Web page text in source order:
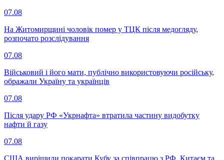
07.08
На Житомирщині чоловік помер у ТЦК після медогляду,
розпочато розслідування
07.08
Військовий і його мати, публічно використовуючи російську,
ображали Україну та українців
07.08
Після удару РФ «Укрнафта» втратила частину видобутку
нафти й газу
07.08
США вирішили покарати Кубу за співпрацю з РФ, Китаєм та